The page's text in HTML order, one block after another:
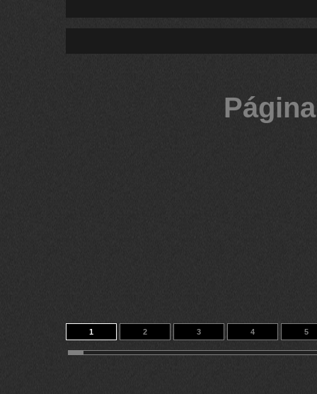
1 2 3 4 5
11 12 13 14 208